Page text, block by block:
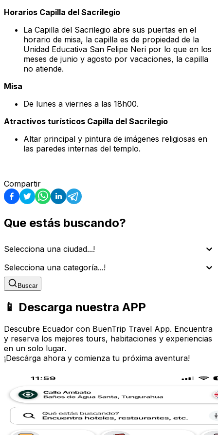
Horarios Capilla del Sacrilegio
La Capilla del Sacrilegio abre sus puertas en el
horario de misa, la capilla es de propiedad de la
Unidad Educativa San Felipe Neri por lo que en los
meses de junio y agosto por vacaciones, la capilla
no atiende.
Misa
De lunes a viernes a las 18h00.
Atractivos turísticos Capilla del Sacrilegio
Altar principal y pintura de imágenes religiosas en
las paredes internas del templo.
Compartir
Que estás buscando?
Selecciona una ciudad...!
Selecciona una categoría...!
Buscar
📱 Descarga nuestra APP
Descubre Ecuador con BuenTrip Travel App. Encuentra
y reserva los mejores tours, habitaciones y experiencias
en un solo lugar.
¡Descárga ahora y comienza tu próxima aventura!